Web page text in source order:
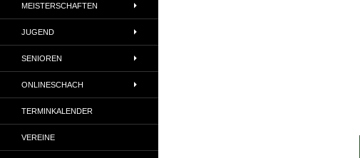
MEISTERSCHAFTEN
JUGEND
SENIOREN
ONLINESCHACH
TERMINKALENDER
VEREINE